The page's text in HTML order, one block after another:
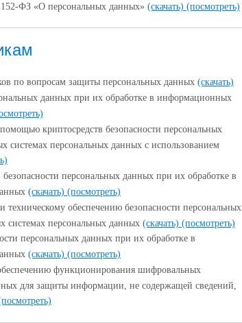
ФЗ «О персональных данных» (скачать) (посмотреть)
по вопросам защиты персональных данных (скачать)
данных при их обработке в информационных
криптосредств безопасности персональных
персональных данных с использованием
персональных данных при их обработке в
(скачать) (посмотреть)
обеспечению безопасности персональных
персональных данных (скачать) (посмотреть)
персональных данных при их обработке в
(скачать) (посмотреть)
функционирования шифровальных
для защиты информации, не содержащей сведений,